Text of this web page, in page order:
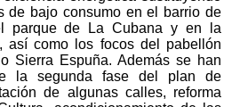
de bajo consumo en el barrio de
parque de La Cubana y en la
así como los focos del pabellón
Sierra Espuña. Además se han
la segunda fase del plan de
de algunas calles, reforma